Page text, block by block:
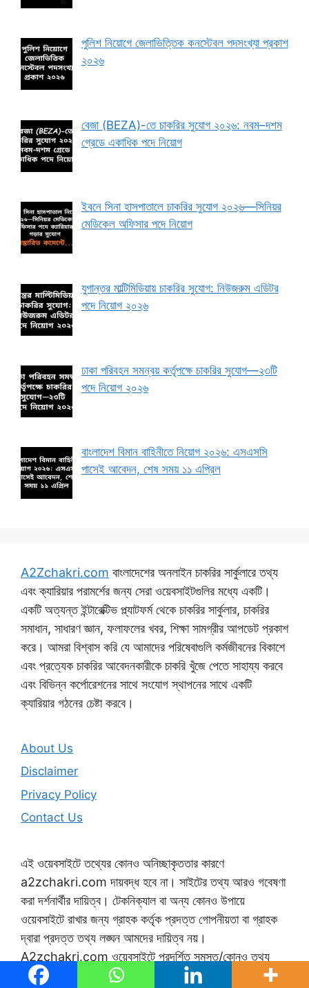
পুলিশ নিয়োগে জেলাভিত্তিক কনস্টেবল পদসংখ্যা প্রকাশ
২০২৬
বেজা (BEZA)-তে চাকরির সুযোগ ২০২৬: নবম–দশম
গ্রেডে একাধিক পদে নিয়োগ
ইবনে সিনা হাসপাতালে চাকরির সুযোগ ২০২৬—সিনিয়র
মেডিকেল অফিসার পদে নিয়োগ
যুগান্তর মাল্টিমিডিয়ায় চাকরির সুযোগ: নিউজরুম এডিটর
পদে নিয়োগ ২০২৬
ঢাকা পরিবহন সমন্বয় কর্তৃপক্ষে চাকরির সুযোগ—২৩টি
পদে নিয়োগ ২০২৬
বাংলাদেশ বিমান বাহিনীতে নিয়োগ ২০২৬: এসএসসি
পাসেই আবেদন, শেষ সময় ১১ এপ্রিল
A2Zchakri.com বাংলাদেশের অনলাইন চাকরির সার্কুলারে তথ্য
এবং ক্যারিয়ার পরামর্শের জন্য সেরা ওয়েবসাইটগুলির মধ্যে একটি।
একটি অত্যন্ত ইন্টারেক্টিভ প্ল্যাটফর্ম থেকে চাকরির সার্কুলার, চাকরির
সমাধান, সাধারণ জ্ঞান, ফলাফলের খবর, শিক্ষা সামগ্রীর আপডেট প্রকাশ
করে। আমরা বিশ্বাস করি যে আমাদের পরিষেবাগুলি কর্মজীবনের বিকাশে
এবং প্রত্যেক চাকরির আবেদনকারীকে চাকরি খুঁজে পেতে সাহায্য করবে
এবং বিভিন্ন কর্পোরেশনের সাথে সংযোগ স্থাপনের সাথে একটি
ক্যারিয়ার গঠনের চেষ্টা করবে।
About Us
Disclaimer
Privacy Policy
Contact Us
এই ওয়েবসাইটে তথ্যের কোনও অনিচ্ছাকৃততার কারণে
a2zchakri.com দায়বদ্ধ হবে না। সাইটের তথ্য আরও গবেষণা
করা দর্শনার্থীর দায়িত্ব। টেকনিক্যাল বা অন্য কোনও উপায়ে
ওয়েবসাইটে রাখার জন্য গ্রাহক কর্তৃক প্রদত্ত গোপনীয়তা বা গ্রাহক
দ্বারা প্রদত্ত তথ্য লঙ্ঘন আমদের দায়িত্ব নয়।
A2zchakri.com ওয়েবসাইটে প্রদর্শিত সমস্ত/কোনও তথ্য
অর্জন/ব্যবহার করে যে কোনও ব্যক্তির দ্বারা এটি সরবরাহ করা হয়